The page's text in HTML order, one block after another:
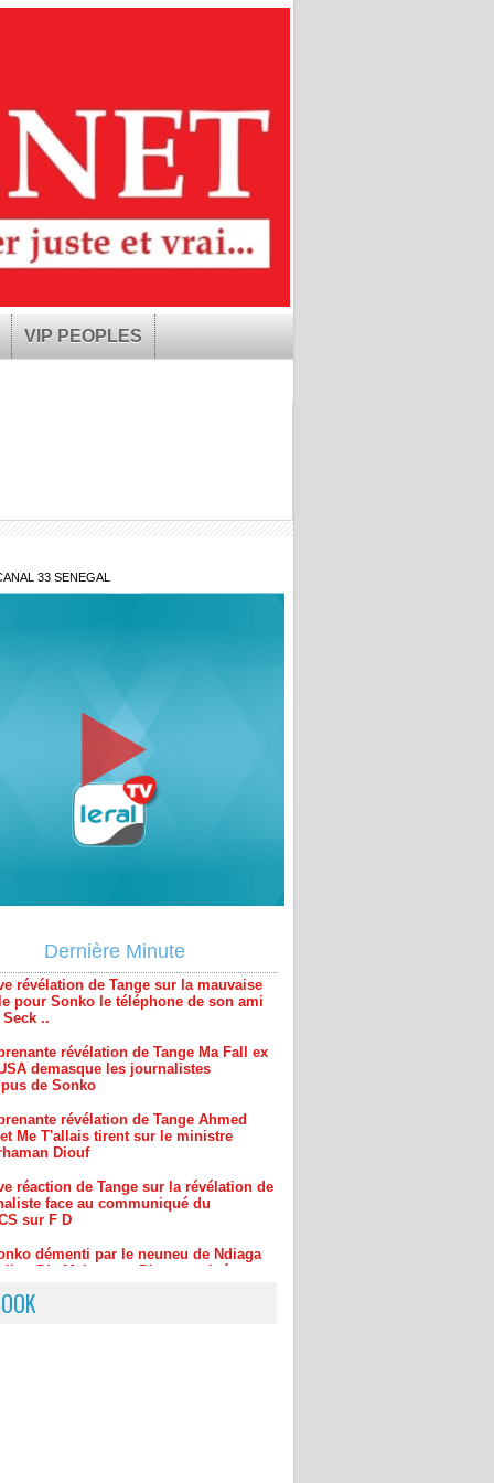
VIP PEOPLES
33 SENEGAL
Dernière Minute
Seck ..
révélation de Tange Ma Fall ex
demasque les journalistes
de Sonko
révélation de Tange Ahmed
Me T'allais tirent sur le ministre
Diouf
réaction de Tange sur la révélation de
face au communiqué du
sur F D
démenti par le neuneu de Ndiaga
Dia-Maimouna Dieye corrigé-
corrompus
Ndiaga Seck Sonko tombe? Pape